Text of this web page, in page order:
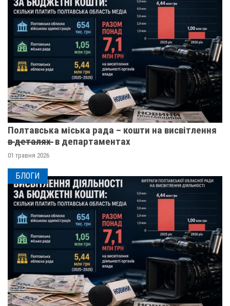
Полтавська міська рада – кошти на висвітлення
в̶ ̶д̶е̶т̶а̶л̶я̶х̶ ̶ в департаментах
01 травня 2026
БЛОГИ